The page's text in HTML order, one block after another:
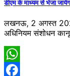
डीएम के माध्यम से भेजा
लखनऊ, 2 अगस्त 2024,
अधिनियम संशोधन
WhatsApp